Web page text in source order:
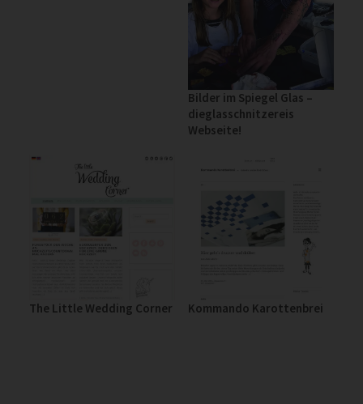
Bilder im Spiegel Glas –
dieglasschnitzereis
Webseite!
The Little Wedding Corner Kommando Karottenbrei